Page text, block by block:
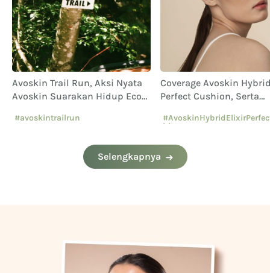
Avoskin Trail Run, Aksi Nyata
Avoskin Suarakan Hidup Eco
#avoskintrailrun
Coverage Avoskin
Perfect Cushion, Serta
hion
#AvoskinYourSkinBae
#CushionAvoskin
Selengkapnya